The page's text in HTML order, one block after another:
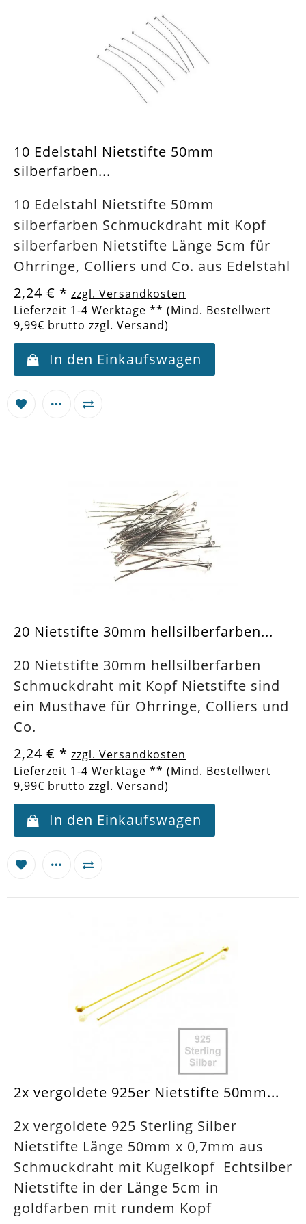
10 Edelstahl Nietstifte 50mm
silberfarben...
10 Edelstahl Nietstifte 50mm
silberfarben Schmuckdraht mit Kopf
silberfarben Nietstifte Länge 5cm für
Ohrringe, Colliers und Co. aus Edelstahl
2,24 € * zzgl. Versandkosten
Lieferzeit 1-4 Werktage ** (Mind. Bestellwert
9,99€ brutto zzgl. Versand)
In den Einkaufswagen
20 Nietstifte 30mm hellsilberfarben...
20 Nietstifte 30mm hellsilberfarben
Schmuckdraht mit Kopf Nietstifte sind
ein Musthave für Ohrringe, Colliers und
Co.
2,24 € * zzgl. Versandkosten
Lieferzeit 1-4 Werktage ** (Mind. Bestellwert
9,99€ brutto zzgl. Versand)
In den Einkaufswagen
2x vergoldete 925er Nietstifte 50mm...
2x vergoldete 925 Sterling Silber
Nietstifte Länge 50mm x 0,7mm aus
Schmuckdraht mit Kugelkopf Echtsilber
Nietstifte in der Länge 5cm in
goldfarben mit rundem Kopf